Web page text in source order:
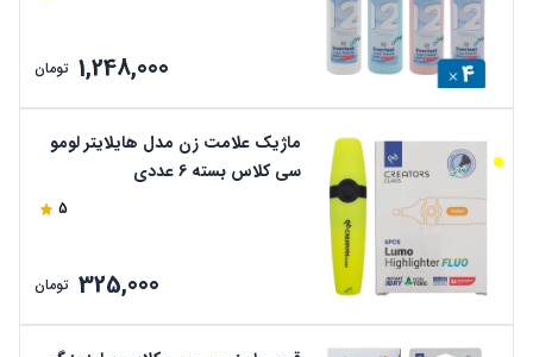
1,248,000 تومان
ماژیک علامت زن مدل هایلایتر لومو
سی کلاس بسته 6 عددی
5
325,000 تومان